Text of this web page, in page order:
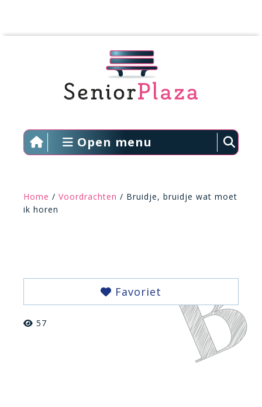
Open menu
Home / Voordrachten / Bruidje, bruidje wat moet
ik horen
Favoriet
57